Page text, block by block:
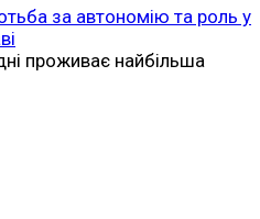
за автономію та роль у
проживає найбільша